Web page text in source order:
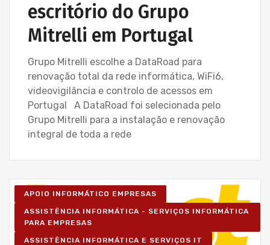
escritório do Grupo
Mitrelli em Portugal
Grupo Mitrelli escolhe a DataRoad para
renovação total da rede informática, WiFi6,
videovigilância e controlo de acessos em
Portugal A DataRoad foi selecionada pelo
Grupo Mitrelli para a instalação e renovação
integral de toda a rede
APOIO INFORMÁTICO EMPRESAS
ASSISTÊNCIA INFORMÁTICA - SERVIÇOS INFORMÁTICA
PARA EMPRESAS
ASSISTÊNCIA INFORMÁTICA E SERVIÇOS IT